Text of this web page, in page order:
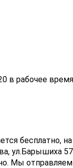
в рабочее
бесплатно,
ул.Барышиха
Мы